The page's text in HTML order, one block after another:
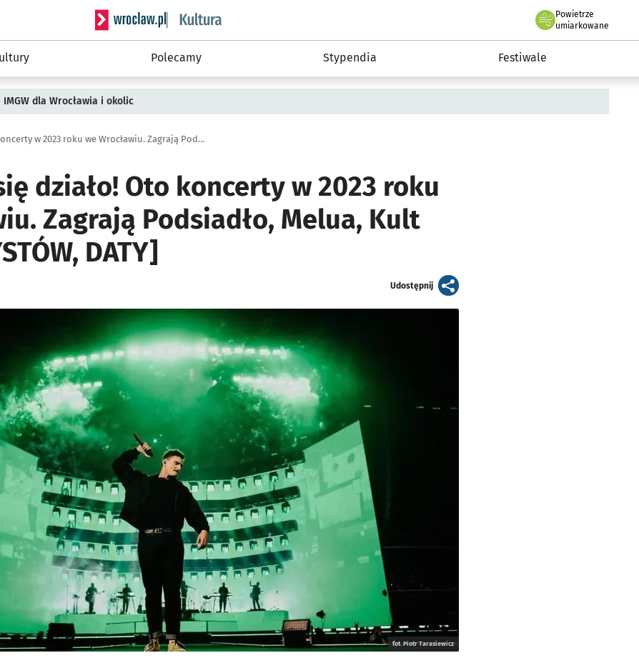
Serwis informacyjny wroclaw.pl podserwis: Kultura
Powietrze
we Wrocławiu
umiarkowane
Polecamy Stypendia Festiwale
dla Wrocławia i okolic
Ale będzie się działo! Oto koncerty w 2023 roku we Wrocławiu. Zagrają Podsiadło, Melua, Kult [LISTA ARTYSTÓW, DATY]
działo! Oto koncerty w 2023 roku
Zagrają Podsiadło, Melua, Kult
DATY]
Udostępnijartykuł
fot. Piotr Tarasiewicz